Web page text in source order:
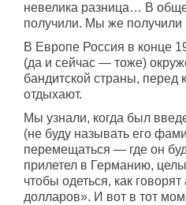
невелика разница… В
получили. Мы же получили
В Европе Россия в конце
(да и сейчас — тоже)
бандитской страны,
отдыхают.
Мы узнали, когда был
(не буду называть его
перемещаться — где он
прилетел в Германию,
чтобы одеться, как
долларов». И вот в тот